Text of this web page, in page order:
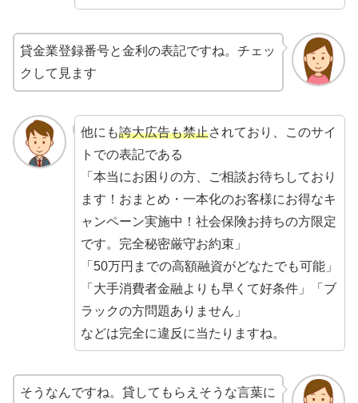
貸金業登録番号と金利の表記ですね。チェッ
クして見ます
他にも誇大広告も禁止されており、このサイ
トでの表記である
「本当にお困りの方、ご相談お待ちしており
ます！おまとめ・一本化のお客様にお得なキ
ャンペーン実施中！社会保険お持ちの方限定
です。完全秘密厳守お約束」
「50万円までの高額融資がどなたでも可能」
「大手消費者金融よりも早くて好条件」「ブ
ラックの方問題ありません」
などは完全に違反に当たりますね。
そうなんですね。貸してもらえそうな言葉に